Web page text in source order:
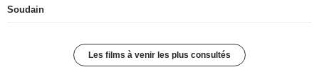
Soudain
Les films à venir les plus consultés